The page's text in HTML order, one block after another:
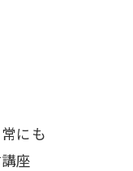
にも
座